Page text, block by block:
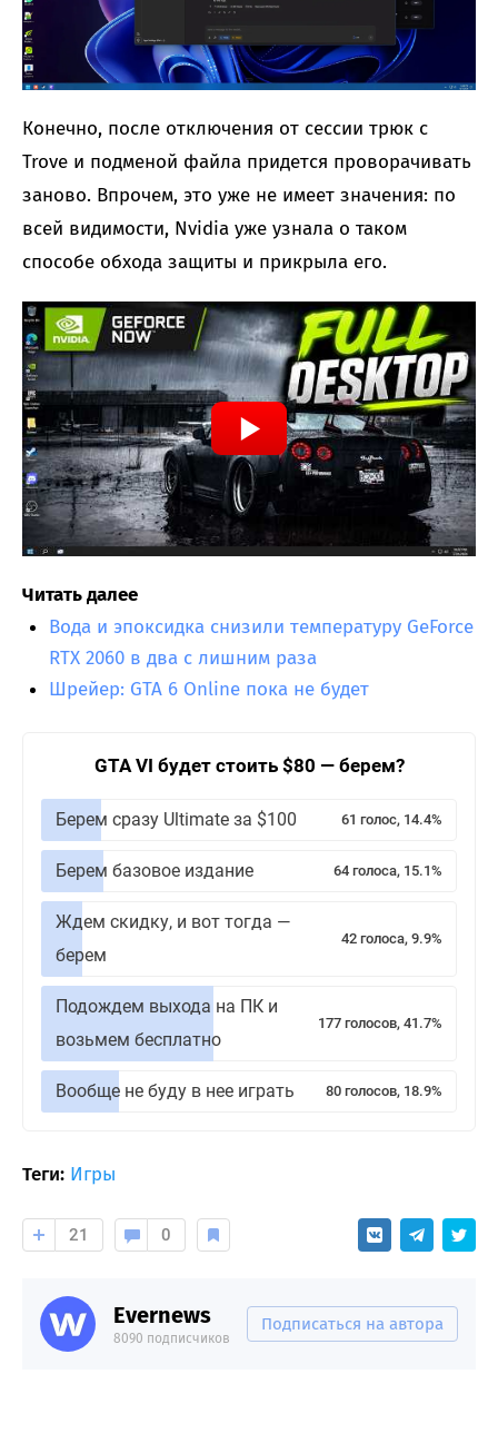
Конечно, после отключения от сессии трюк с
Trove и подменой файла придется проворачивать
заново. Впрочем, это уже не имеет значения: по
всей видимости, Nvidia уже узнала о таком
способе обхода защиты и прикрыла его.
Читать далее
Вода и эпоксидка снизили температуру GeForce
RTX 2060 в два с лишним раза
Шрейер: GTA 6 Online пока не будет
GTA VI будет стоить $80 — берем?
Берем сразу Ultimate за $100 61 голос, 14.4%
Берем базовое издание 64 голоса, 15.1%
Ждем скидку, и вот тогда —
берем
42 голоса, 9.9%
Подождем выхода на ПК и
возьмем бесплатно
177 голосов, 41.7%
Вообще не буду в нее играть 80 голосов, 18.9%
Теги: Игры
21 0
Evernews
8090 подписчиков
Подписаться на автора